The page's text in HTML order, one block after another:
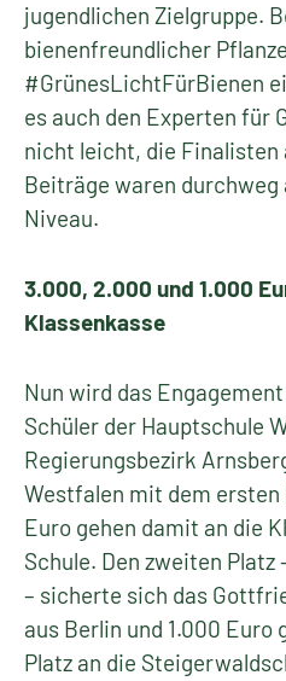
jugendlichen Zielgruppe.
bienenfreundlicher
#GrünesLichtFürBienen
es auch den Experten für
nicht leicht, die Finalisten
Beiträge waren durchweg
Niveau.
3.000, 2.000 und 1.000
Klassenkasse
Nun wird das
Schüler der Hauptschule
Regierungsbezirk
Westfalen mit dem ersten
Euro gehen damit an die
Schule. Den zweiten
– sicherte sich das
aus Berlin und 1.000
Platz an die